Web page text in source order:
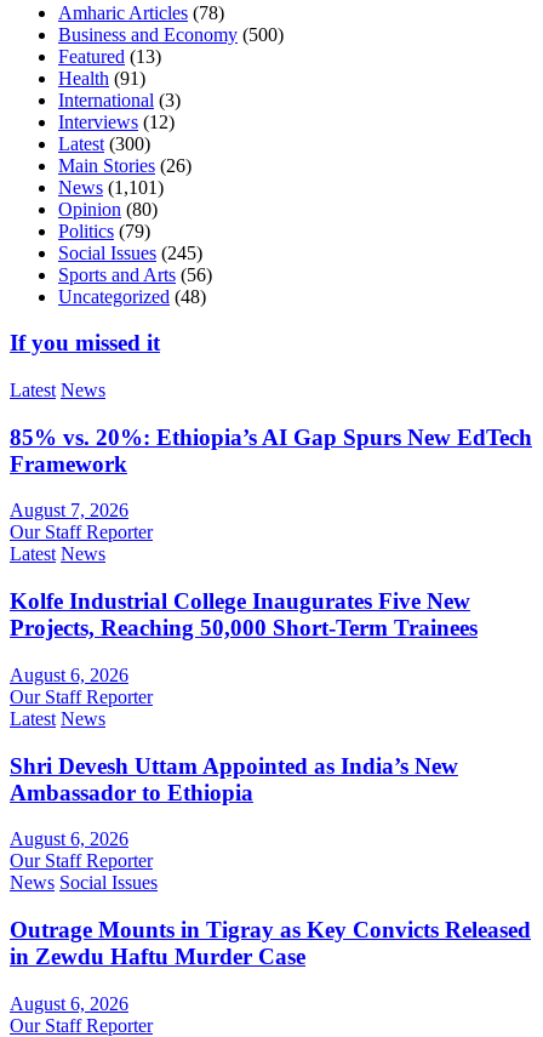
Amharic Articles (78)
Business and Economy (500)
Featured (13)
Health (91)
International (3)
Interviews (12)
Latest (300)
Main Stories (26)
News (1,101)
Opinion (80)
Politics (79)
Social Issues (245)
Sports and Arts (56)
Uncategorized (48)
If you missed it
Latest News
85% vs. 20%: Ethiopia’s AI Gap Spurs New EdTech
Framework
August 7, 2026
Our Staff Reporter
Latest News
Kolfe Industrial College Inaugurates Five New
Projects, Reaching 50,000 Short-Term Trainees
August 6, 2026
Our Staff Reporter
Latest News
Shri Devesh Uttam Appointed as India’s New
Ambassador to Ethiopia
August 6, 2026
Our Staff Reporter
News Social Issues
Outrage Mounts in Tigray as Key Convicts Released
in Zewdu Haftu Murder Case
August 6, 2026
Our Staff Reporter